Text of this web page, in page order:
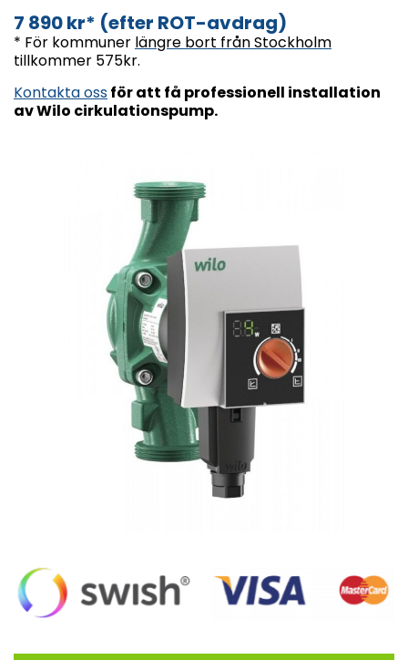
7 890 kr* (efter ROT-avdrag)
* För kommuner längre bort från Stockholm
tillkommer 575kr.
Kontakta ossför att få professionell installation
av Wilo cirkulationspump.